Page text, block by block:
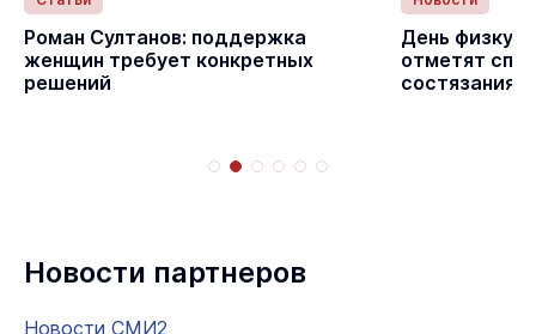
Роман Султанов: поддержка
женщин требует конкретных
решений
День
отметят
Новости партнеров
Новости СМИ2